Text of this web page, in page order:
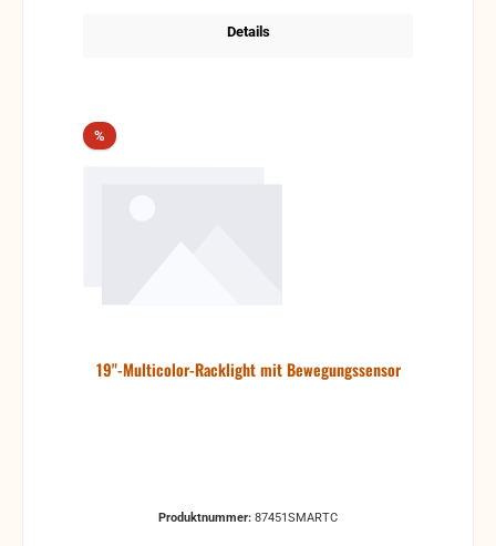
Details
%Rabatt
19"-Multicolor-Racklight mit Bewegungssensor
Produktnummer: 87451SMARTC